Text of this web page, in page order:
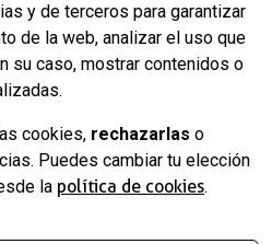
y de terceros para garantizar
de la web, analizar el uso que
su caso, mostrar contenidos o
cookies, rechazarlas o
Puedes cambiar tu elección
la política de cookies.